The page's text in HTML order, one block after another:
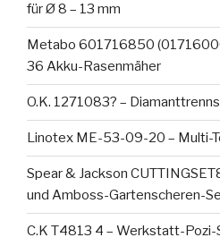
für Ø 8 – 13 mm
Metabo 601716850
36 Akku-Rasenmäher
O.K. 1271083? –
Linotex ME-53-09-20 – Multi-
Spear & Jackson
und Amboss-Gartenscheren-
C.K T4813 4 – Werkstatt-Pozi-